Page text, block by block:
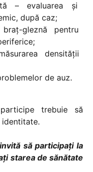
– evaluarea și
după caz;
gleznă pentru
densității
de auz.
trebuie să
să participați la
starea de sănătate